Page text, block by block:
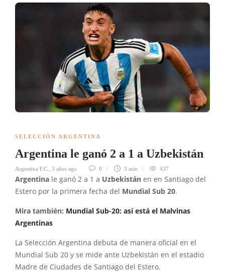
SELECCIÓN ARGENTINA
Argentina le ganó 2 a 1 a Uzbekistán
Argentina F.C. 3 años ago 0 3 min 437
Argentina le ganó 2 a 1 a Uzbekistán en en Santiago del
Estero por la primera fecha del Mundial Sub 20.
Mira también: Mundial Sub-20: así está el Malvinas
Argentinas
La Selección Argentina debuta de manera oficial en el
Mundial Sub 20 y se mide ante Uzbekistán en el estadio
Madre de Ciudades de Santiago del Estero.